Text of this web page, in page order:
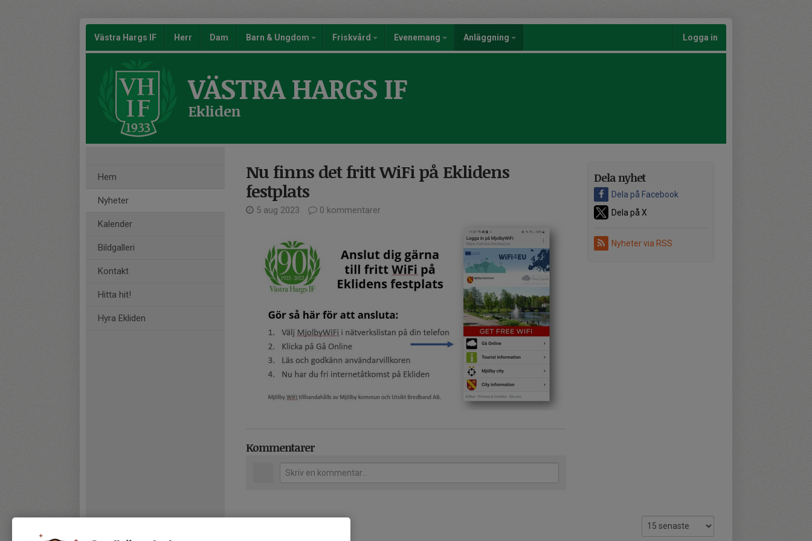
Västra Hargs IF Herr Dam Barn & Ungdom Friskvård Evenemang Anläggning Logga in
VÄSTRA HARGS IF
Ekliden
Hem
Nyheter
Kalender
Bildgalleri
Kontakt
Hitta hit!
Hyra Ekliden
Dela nyhet
Dela på Facebook
Dela på X
Nyheter via RSS
Nu finns det fritt WiFi på Eklidens
festplats
5 aug 2023 0 kommentarer
Kommentarer